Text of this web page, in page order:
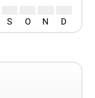
S O N D